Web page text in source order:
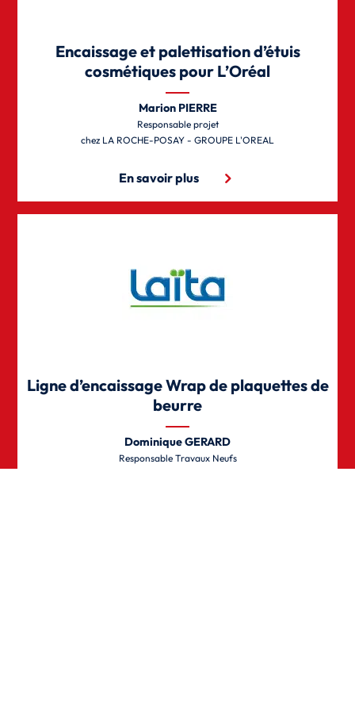
Encaissage et palettisation d’étuis
cosmétiques pour L’Oréal
Marion PIERRE
Responsable projet
LA ROCHE-POSAY - GROUPE L'OREAL
En savoir plus
Ligne d’encaissage Wrap de plaquettes de
beurre
Dominique GERARD
Responsable Travaux Neufs